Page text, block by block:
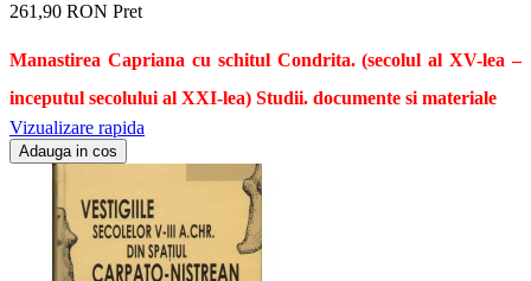
261,90 RON Pret
Manastirea Capriana cu schitul Condrita. (secolul al XV-lea –
inceputul secolului al XXI-lea) Studii. documente si materiale
Vizualizare rapida
Adauga in cos